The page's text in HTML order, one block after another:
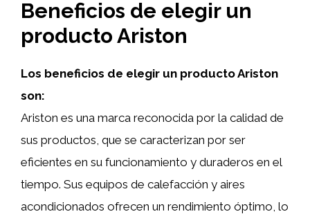
Beneficios de elegir un
producto Ariston
Los beneficios de elegir un producto Ariston
son:
Ariston es una marca reconocida por la calidad de
sus productos, que se caracterizan por ser
eficientes en su funcionamiento y duraderos en el
tiempo. Sus equipos de calefacción y aires
acondicionados ofrecen un rendimiento óptimo, lo